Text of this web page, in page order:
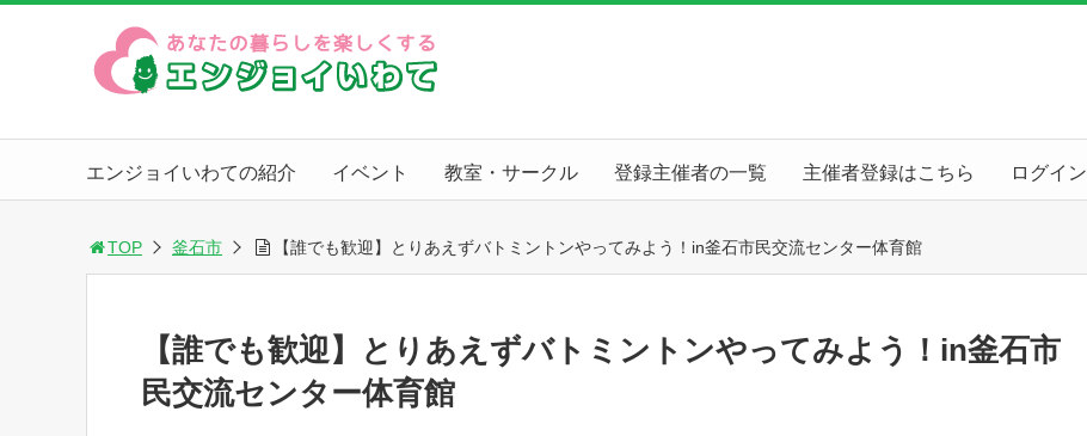
エンジョイいわての紹介 イベント 教室・サークル 登録主催者の一覧 主催者登録はこちら ログイン
TOP 釜石市 【誰でも歓迎】とりあえずバトミントンやってみよう！in釜石市民交流センター体育館
【誰でも歓迎】とりあえずバトミントンやってみよう！in釜石市
民交流センター体育館